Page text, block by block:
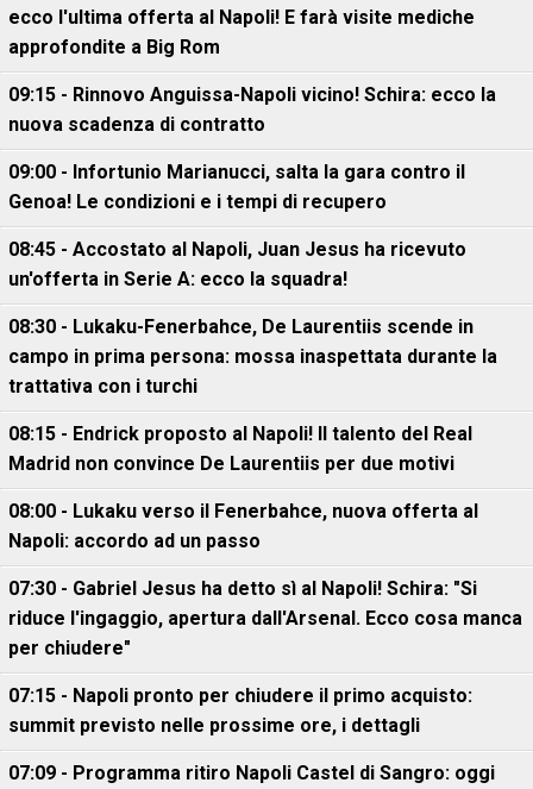
ecco l'ultima offerta al Napoli! E farà visite mediche
approfondite a Big Rom
09:15 - Rinnovo Anguissa-Napoli vicino! Schira: ecco la
nuova scadenza di contratto
09:00 - Infortunio Marianucci, salta la gara contro il
Genoa! Le condizioni e i tempi di recupero
08:45 - Accostato al Napoli, Juan Jesus ha ricevuto
un'offerta in Serie A: ecco la squadra!
08:30 - Lukaku-Fenerbahce, De Laurentiis scende in
campo in prima persona: mossa inaspettata durante la
trattativa con i turchi
08:15 - Endrick proposto al Napoli! Il talento del Real
Madrid non convince De Laurentiis per due motivi
08:00 - Lukaku verso il Fenerbahce, nuova offerta al
Napoli: accordo ad un passo
07:30 - Gabriel Jesus ha detto sì al Napoli! Schira: "Si
riduce l'ingaggio, apertura dall'Arsenal. Ecco cosa manca
per chiudere"
07:15 - Napoli pronto per chiudere il primo acquisto:
summit previsto nelle prossime ore, i dettagli
07:09 - Programma ritiro Napoli Castel di Sangro: oggi